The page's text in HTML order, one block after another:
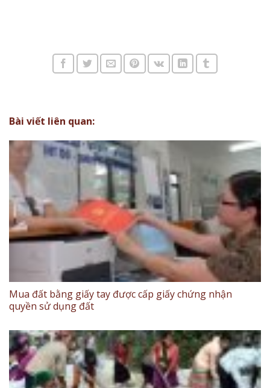
Bài viết liên quan:
Mua đất bằng giấy tay được cấp giấy chứng nhận
quyền sử dụng đất